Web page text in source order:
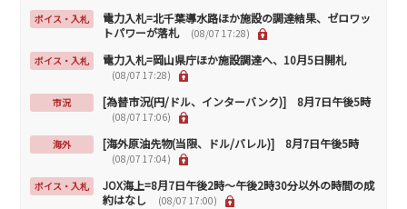
ボイス・入札
電力入札=北千葉導水路ほか施設の調達結果、ゼロワッ
トパワーが落札
(08/07 17:28)
ボイス・入札
電力入札=岡山県庁ほか施設調達へ、10月5日開札
(08/07 17:28)
市況
[為替市況(円/ドル、インターバンク)] 8月7日午後5時
(08/07 17:06)
海外
[海外原油先物(当限、ドル/バレル)] 8月7日午後5時
(08/07 17:04)
ボイス・入札
JOX海上=8月7日午後2時～午後2時30分以外の時間の成
約はなし
(08/07 17:00)